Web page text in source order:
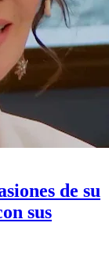
de su
sus